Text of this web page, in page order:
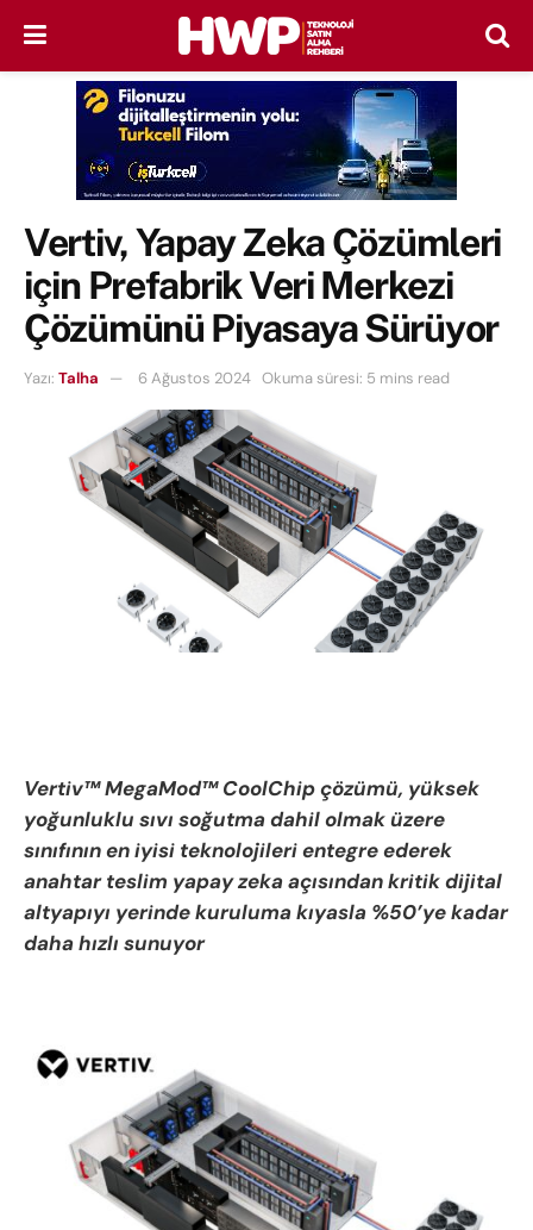
Vertiv, Yapay Zeka Çözümleri
için Prefabrik Veri Merkezi
Çözümünü Piyasaya Sürüyor
Yazı: Talha 6 Ağustos 2024 Okuma süresi: 5 mins read
Vertiv™ MegaMod™ CoolChip çözümü, yüksek
yoğunluklu sıvı soğutma dahil olmak üzere
sınıfının en iyisi teknolojileri entegre ederek
anahtar teslim yapay zeka açısından kritik dijital
altyapıyı yerinde kuruluma kıyasla %50’ye kadar
daha hızlı sunuyor